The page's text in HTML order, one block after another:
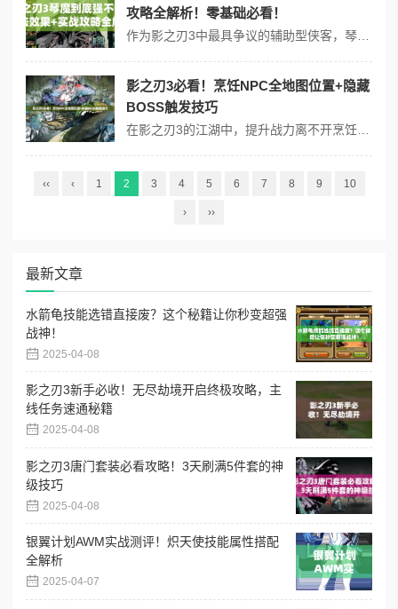
攻略全解析！零基础必看！
影之刃3必看！烹饪NPC全地图位置+隐藏
BOSS触发技巧
‹‹ ‹ 1 2 3 4 5 6 7 8 9 10
› ››
最新文章
水箭龟技能选错直接废？这个秘籍让你秒变超强
战神！
2025-04-08
影之刃3新手必收！无尽劫境开启终极攻略，主
线任务速通秘籍
2025-04-08
影之刃3唐门套装必看攻略！3天刷满5件套的神
级技巧
2025-04-08
银翼计划AWM实战测评！炽天使技能属性搭配
全解析
2025-04-07